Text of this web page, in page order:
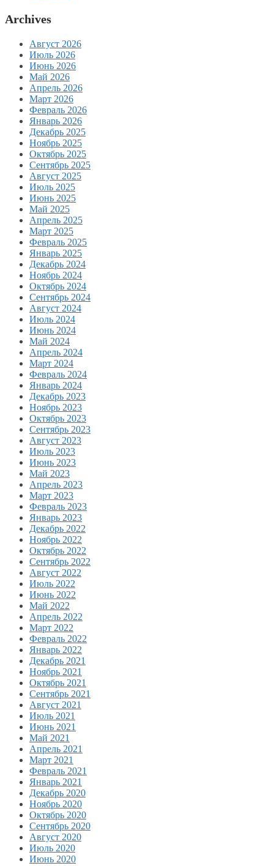
Archives
Август 2026
Июль 2026
Июнь 2026
Май 2026
Апрель 2026
Март 2026
Февраль 2026
Январь 2026
Декабрь 2025
Ноябрь 2025
Октябрь 2025
Сентябрь 2025
Август 2025
Июль 2025
Июнь 2025
Май 2025
Апрель 2025
Март 2025
Февраль 2025
Январь 2025
Декабрь 2024
Ноябрь 2024
Октябрь 2024
Сентябрь 2024
Август 2024
Июль 2024
Июнь 2024
Май 2024
Апрель 2024
Март 2024
Февраль 2024
Январь 2024
Декабрь 2023
Ноябрь 2023
Октябрь 2023
Сентябрь 2023
Август 2023
Июль 2023
Июнь 2023
Май 2023
Апрель 2023
Март 2023
Февраль 2023
Январь 2023
Декабрь 2022
Ноябрь 2022
Октябрь 2022
Сентябрь 2022
Август 2022
Июль 2022
Июнь 2022
Май 2022
Апрель 2022
Март 2022
Февраль 2022
Январь 2022
Декабрь 2021
Ноябрь 2021
Октябрь 2021
Сентябрь 2021
Август 2021
Июль 2021
Июнь 2021
Май 2021
Апрель 2021
Март 2021
Февраль 2021
Январь 2021
Декабрь 2020
Ноябрь 2020
Октябрь 2020
Сентябрь 2020
Август 2020
Июль 2020
Июнь 2020